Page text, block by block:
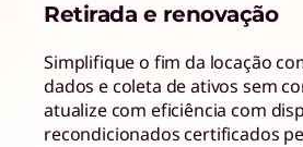
Retirada e renovação
Simplifique o fim da locação
dados e coleta de ativos sem
atualize com eficiência com
recondicionados certificados